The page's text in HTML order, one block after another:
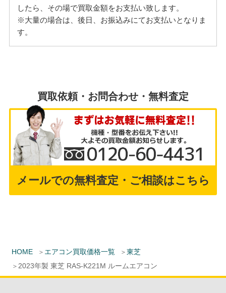
HOME エアコン買取価格一覧
東芝
2023年製 東芝 RAS-K221M ルームエアコン
したら、その場で買取金額をお支払い致します。
※大量の場合は、後日、お振込みにてお支払いとなりま
す。
買取依頼・お問合わせ・無料査定
メールでの無料査定・ご相談はこちら